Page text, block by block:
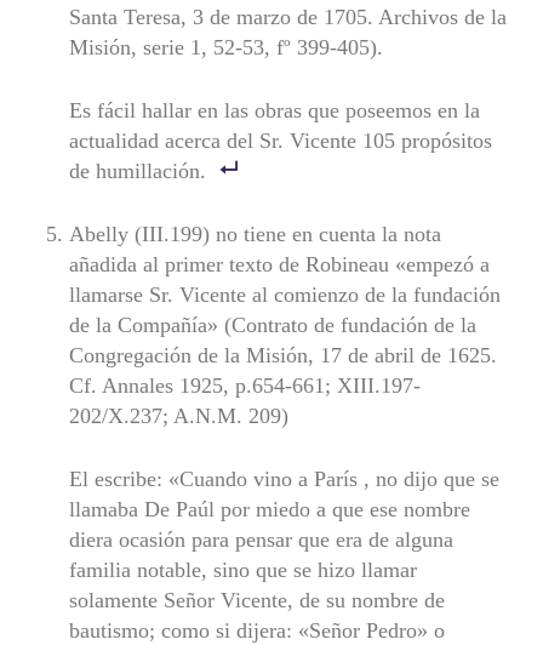
Santa Teresa, 3 de marzo de 1705. Archivos de la
Misión, serie 1, 52-53, fº 399-405).
Es fácil hallar en las obras que poseemos en la
actualidad acerca del Sr. Vicente 105 propósitos
de humillación.
Abelly (III.199) no tiene en cuenta la nota
añadida al primer texto de Robineau «empezó a
llamarse Sr. Vicente al comienzo de la fun­dación
de la Compañía» (Contrato de fundación de la
Congregación de la Misión, 17 de abril de 1625.
Cf. Annales 1925, p.654-661; XIII.197-
202/X.237; A.N.M. 209)
El escribe: «Cuando vino a París , no dijo que se
llamaba De Paúl por miedo a que ese nombre
diera ocasión para pensar que era de alguna
familia notable, sino que se hizo llamar
solamente Señor Vi­cente, de su nombre de
bautismo; como si dijera: «Señor Pedro» o